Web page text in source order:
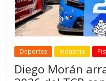
Deportes Industria
Diego Morán